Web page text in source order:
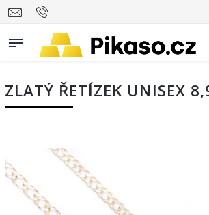
ZLATÝ ŘETÍZEK UNISEX